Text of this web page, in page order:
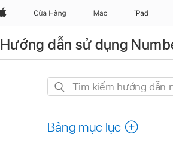
Apple Cửa Hàng Mac iPad
Hướng dẫn sử dụng
Tìm
dẫn
Bảng mục lục